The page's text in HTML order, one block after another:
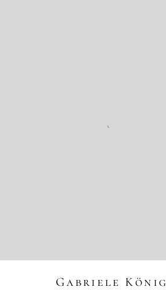
Gabriele König